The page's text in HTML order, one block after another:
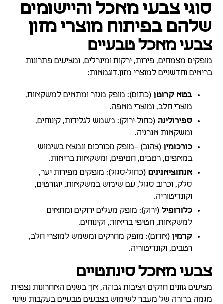
סוגי צבעי מאכל והיישומים
שלהם בפיתוח מוצרי מזון
צבעי מאכל טבעיים
מופקים מצמחים, פירות, ירקות ומינרלים, ומציעים פתרונות
בריאים וחדשניים למוצרי מזון.דוגמאות:
בטא קרוטן (כתום): מופק מגזר ומתאים למשקאות,
מוצרי חלב, ומוצרי מאפה.
ספירולינה (כחול-ירוק): משמש לגלידות, קינוחים,
ומשקאות אנרגיה.
כורכומין (צהוב) –מופק מכורכום ונמצא בשימוש
במאפים, רטבים, חטיפים, ומשקאות בריאות.
אנתוציאנינים (כחול-סגול): מופקים מפירות יער,
סלק, וכרוב סגול, עם שימוש במשקאות, יוגורטים,
וקונדיטוריה.
כלורופיל (ירוק): מופק מעלים ירוקים ומתאים
למשקאות, חטיפי בריאות, וקינוחים.
קרמין (אדום): מופק מחרקים ומשמש למוצרי חלב,
רטבים, וקונדיטוריה.
צבעי מאכל סינתטיים
מציעים גוונים חזקים ויציבות גבוהה, אך בשנים האחרונות נצפית
מגמה ברורה של מעבר לשימוש בצבעים טבעיים בעקבות שינוי